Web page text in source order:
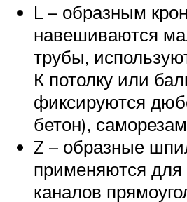
L – образным
навешиваются
трубы,
К потолку или
фиксируются
бетон),
Z – образные
применяются для
каналов